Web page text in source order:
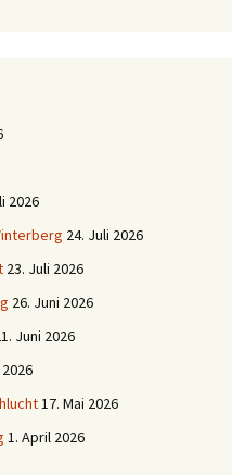
2026
24. Juli 2026
23. Juli 2026
26. Juni 2026
Juni 2026
17. Mai 2026
1. April 2026